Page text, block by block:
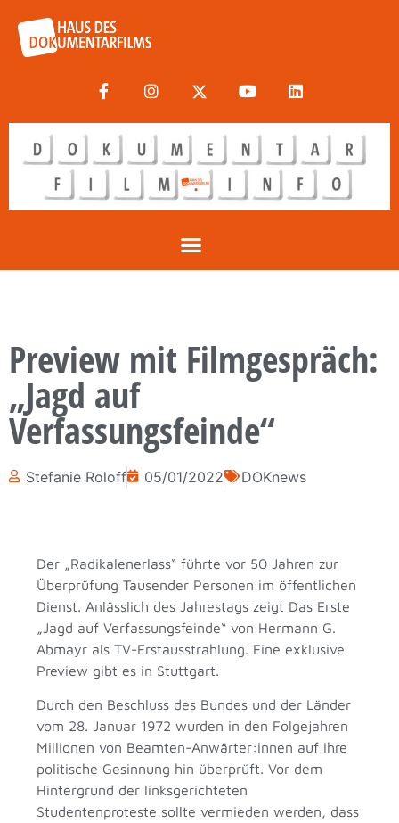
Preview mit Filmgespräch:
„Jagd auf
Verfassungsfeinde“
Stefanie Roloff 05/01/2022 DOKnews
Der „Radikalenerlass“ führte vor 50 Jahren zur
Überprüfung Tausender Personen im öffentlichen
Dienst. Anlässlich des Jahrestags zeigt Das Erste
„Jagd auf Verfassungsfeinde“ von Hermann G.
Abmayr als TV-Erstausstrahlung. Eine exklusive
Preview gibt es in Stuttgart.
Durch den Beschluss des Bundes und der Länder
vom 28. Januar 1972 wurden in den Folgejahren
Millionen von Beamten-Anwärter:innen auf ihre
politische Gesinnung hin überprüft. Vor dem
Hintergrund der linksgerichteten
Studentenproteste sollte vermieden werden, dass